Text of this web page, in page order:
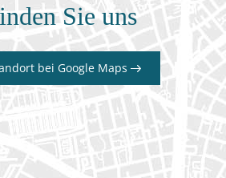
Sie uns
bei Google Maps